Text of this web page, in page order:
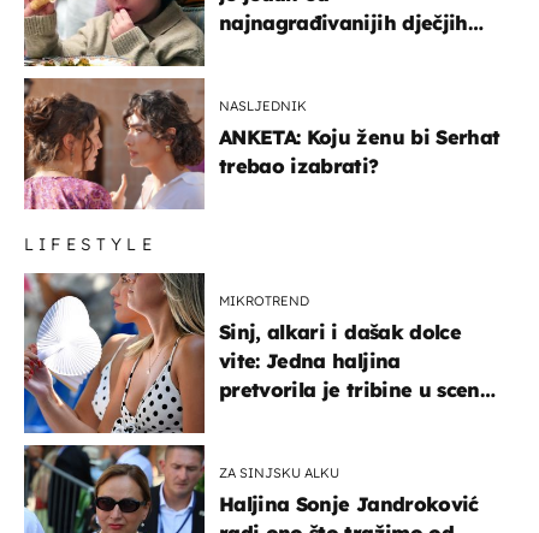
najnagrađivanijih dječjih
NASLJEDNIK
ANKETA: Koju ženu bi Serhat
trebao izabrati?
LIFESTYLE
MIKROTREND
Sinj, alkari i dašak dolce
vite: Jedna haljina
pretvorila je tribine u scenu
ZA SINJSKU ALKU
Haljina Sonje Jandroković